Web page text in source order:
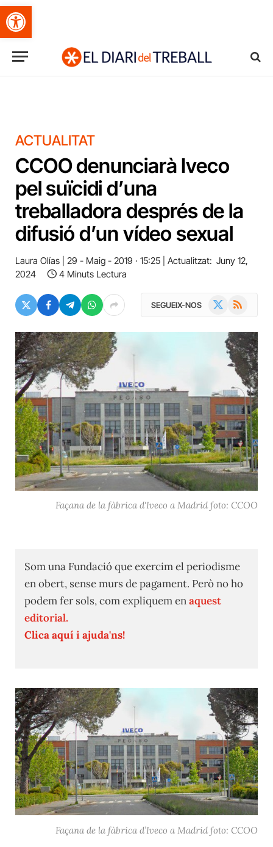
Obre la barra d'eines
ACTUALITAT
CCOO denunciarà Iveco
pel suïcidi d’una
treballadora després de la
difusió d’un vídeo sexual
Laura Olías 29 - Maig - 2019 · 15:25 Actualitzat: Juny 12,
2024
4 Minuts Lectura
SEGUEIX-NOS RSS
Façana de la fàbrica d'Iveco a Madrid foto: CCOO
Som una Fundació que exercim el periodisme
en obert, sense murs de pagament. Però no ho
podem fer sols, com expliquem enaquest
editorial.
Clica aquí i ajuda'ns!
Façana de la fàbrica d’Iveco a Madrid foto: CCOO